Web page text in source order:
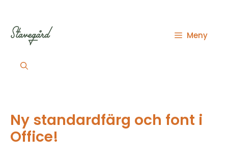
innehåll
Meny
Ny standardfärg och font i
Office!